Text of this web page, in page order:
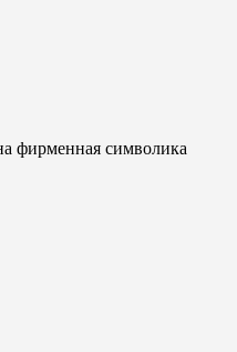
фирменная символика